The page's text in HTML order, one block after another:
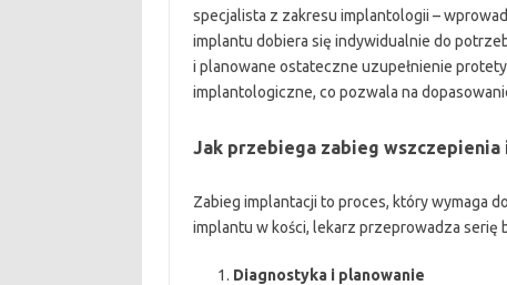
specjalista z zakresu implantologii –
implantu dobiera się indywidualnie do
i planowane ostateczne uzupełnienie
implantologiczne, co pozwala na
Jak przebiega zabieg wszczepienia
Zabieg implantacji to proces, który wymaga
implantu w kości, lekarz przeprowadza serię
Diagnostyka i planowanie